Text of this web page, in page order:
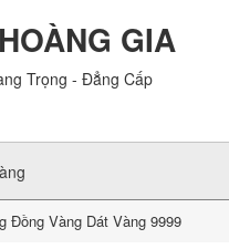
HOÀNG GIA
Trọng - Đẳng Cấp
Đồng Vàng Dát Vàng 9999